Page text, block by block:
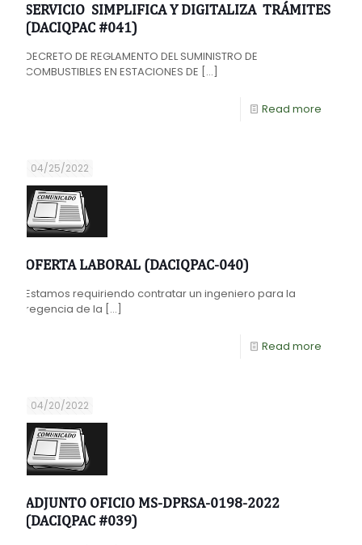
SERVICIO SIMPLIFICA Y DIGITALIZA TRÁMITES
(DACIQPAC #041)
DECRETO DE REGLAMENTO DEL SUMINISTRO DE
COMBUSTIBLES EN ESTACIONES DE […]
Read more
04/25/2022
OFERTA LABORAL (DACIQPAC-040)
Estamos requiriendo contratar un ingeniero para la
regencia de la […]
Read more
04/20/2022
ADJUNTO OFICIO MS-DPRSA-0198-2022
(DACIQPAC #039)